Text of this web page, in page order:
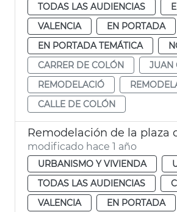
TODAS LAS AUDIENCIAS
VALENCIA
EN PORTADA
EN PORTADA TEMÁTICA
CARRER DE COLÓN
JUAN
REMODELACIÓ
CALLE DE COLÓN
modificado hace 1 año
URBANISMO Y VIVIENDA
TODAS LAS AUDIENCIAS
VALENCIA
EN PORTADA